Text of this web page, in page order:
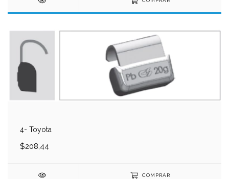
4- Toyota
$208,44
COMPRAR